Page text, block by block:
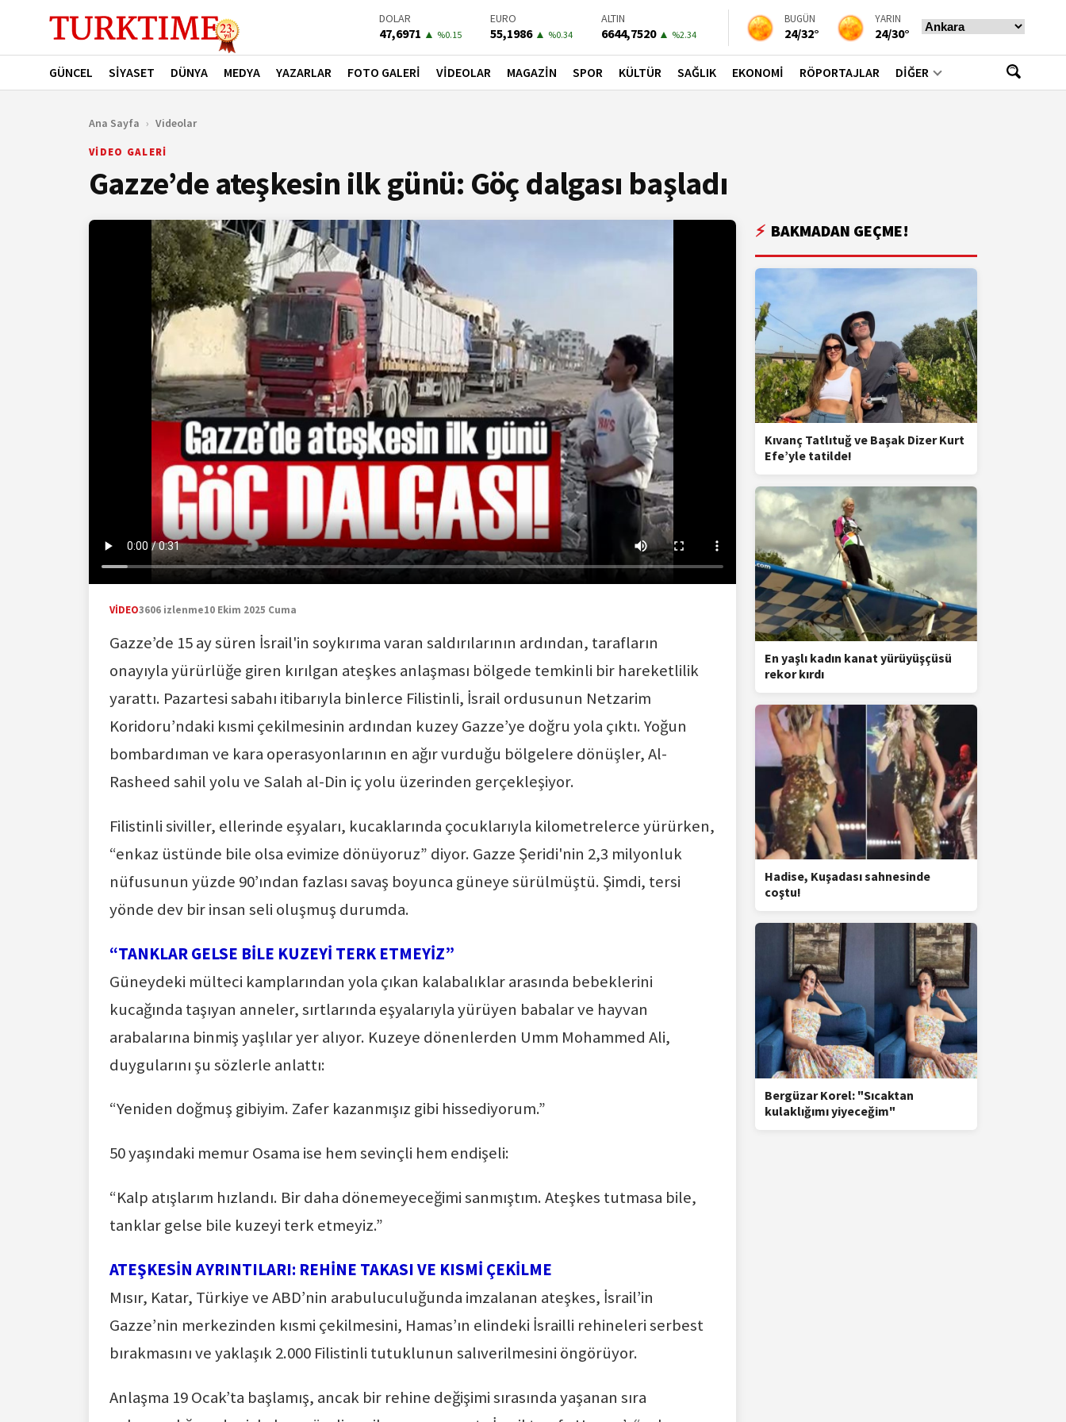
DOLAR
47,6971 ▲ %0.15
EURO
55,1986 ▲ %0.34
ALTIN
6644,7520 ▲ %2.34
BIST-100
13779,39 ▼ %-0.14
PETROL
82,7600▼ %-0.02
BONO
41,3000 ▼ %-0.55
BUGÜN
24/32°
YARIN
24/30°
GÜNCEL SİYASET DÜNYA MEDYA YAZARLAR FOTO GALERİ VİDEOLAR MAGAZİN SPOR KÜLTÜR SAĞLIK EKONOMİ RÖPORTAJLAR DİĞER
Ana Sayfa › Videolar
VİDEO GALERİ
Gazze’de ateşkesin ilk günü: Göç dalgası başladı
VİDEO3606 izlenme10 Ekim 2025 Cuma
Gazze’de 15 ay süren İsrail'in soykırıma varan saldırılarının ardından, tarafların
onayıyla yürürlüğe giren kırılgan ateşkes anlaşması bölgede temkinli bir hareketlilik
yarattı. Pazartesi sabahı itibarıyla binlerce Filistinli, İsrail ordusunun Netzarim
Koridoru’ndaki kısmi çekilmesinin ardından kuzey Gazze’ye doğru yola çıktı. Yoğun
bombardıman ve kara operasyonlarının en ağır vurduğu bölgelere dönüşler, Al-
Rasheed sahil yolu ve Salah al-Din iç yolu üzerinden gerçekleşiyor.
Filistinli siviller, ellerinde eşyaları, kucaklarında çocuklarıyla kilometrelerce yürürken,
“enkaz üstünde bile olsa evimize dönüyoruz” diyor. Gazze Şeridi'nin 2,3 milyonluk
nüfusunun yüzde 90’ından fazlası savaş boyunca güneye sürülmüştü. Şimdi, tersi
yönde dev bir insan seli oluşmuş durumda.
“TANKLAR GELSE BİLE KUZEYİ TERK ETMEYİZ”
Güneydeki mülteci kamplarından yola çıkan kalabalıklar arasında bebeklerini
kucağında taşıyan anneler, sırtlarında eşyalarıyla yürüyen babalar ve hayvan
arabalarına binmiş yaşlılar yer alıyor. Kuzeye dönenlerden Umm Mohammed Ali,
duygularını şu sözlerle anlattı:
“Yeniden doğmuş gibiyim. Zafer kazanmışız gibi hissediyorum.”
50 yaşındaki memur Osama ise hem sevinçli hem endişeli:
“Kalp atışlarım hızlandı. Bir daha dönemeyeceğimi sanmıştım. Ateşkes tutmasa bile,
tanklar gelse bile kuzeyi terk etmeyiz.”
ATEŞKESİN AYRINTILARI: REHİNE TAKASI VE KISMİ ÇEKİLME
Mısır, Katar, Türkiye ve ABD’nin arabuluculuğunda imzalanan ateşkes, İsrail’in
Gazze’nin merkezinden kısmi çekilmesini, Hamas’ın elindeki İsrailli rehineleri serbest
bırakmasını ve yaklaşık 2.000 Filistinli tutuklunun salıverilmesini öngörüyor.
Anlaşma 19 Ocak’ta başlamış, ancak bir rehine değişimi sırasında yaşanan sıra
BAKMADAN GEÇME!
Kıvanç Tatlıtuğ ve Başak Dizer Kurt
Efe’yle tatilde!
En yaşlı kadın kanat yürüyüşçüsü
rekor kırdı
Hadise, Kuşadası sahnesinde
coştu!
Bergüzar Korel: "Sıcaktan
kulaklığımı yiyeceğim"